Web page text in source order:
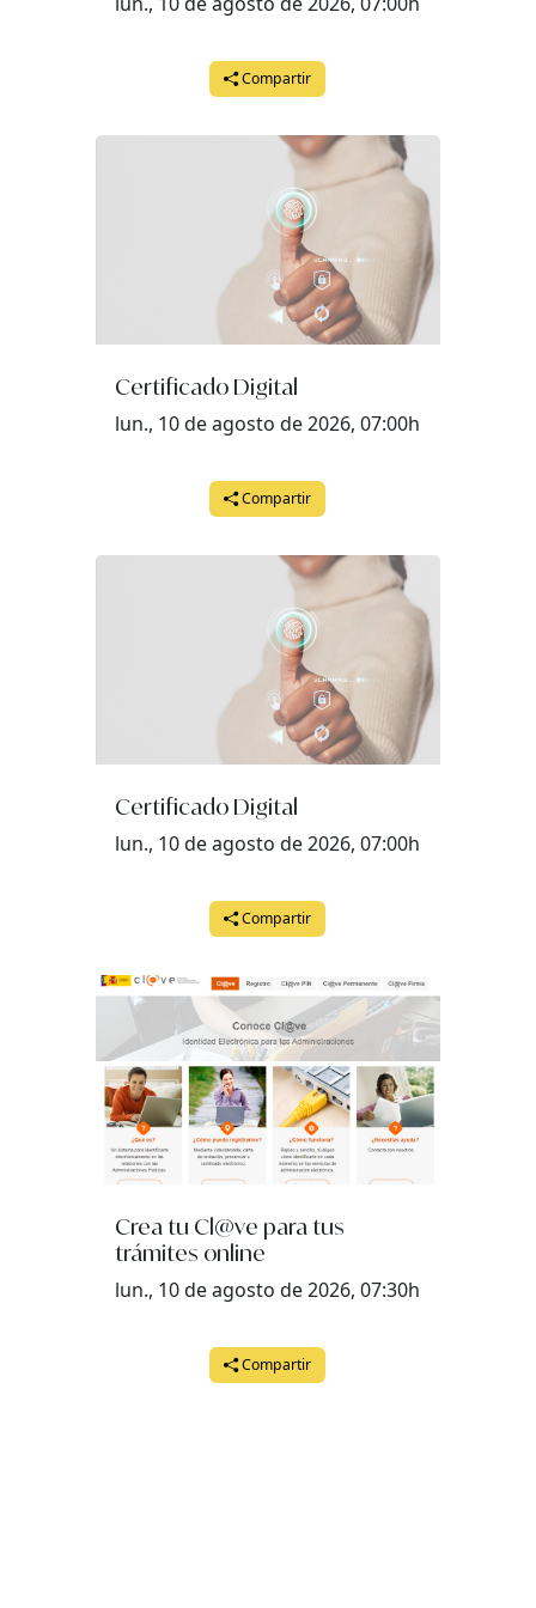
jueves, 25 de junio del 2026 a las 18:00
viernes, 26 de junio del 2026 a las 12:30
martes, 30 de junio del 2026 a las 18:00
Compartir
Certificado Digital
lun., 10 de agosto de 2026, 07:00h
Compartir
Certificado Digital
lun., 10 de agosto de 2026, 07:00h
Compartir
Crea tu Cl@ve para tus
trámites online
lun., 10 de agosto de 2026, 07:30h
Compartir